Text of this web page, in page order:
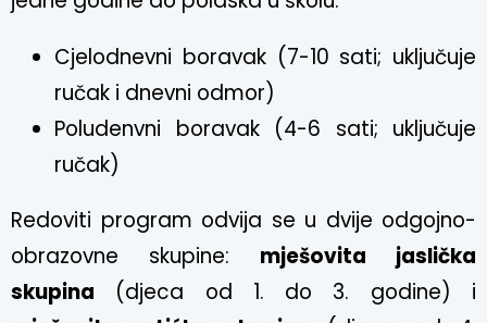
Cjelodnevni boravak (7-10 sati; uključuje
ručak i dnevni odmor)
Poludenvni boravak (4-6 sati; uključuje
ručak)
Redoviti program odvija se u dvije odgojno-
obrazovne skupine: mješovita jaslička
skupina (djeca od 1. do 3. godine) i